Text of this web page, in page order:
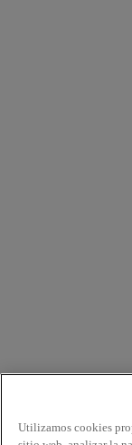
Utilizamos cookies